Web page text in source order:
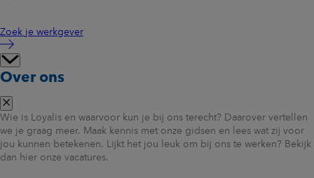
Zoek je werkgever
Over ons
Wie is Loyalis en waarvoor kun je bij ons terecht? Daarover vertellen
we je graag meer. Maak kennis met onze gidsen en lees wat zij voor
jou kunnen betekenen. Lijkt het jou leuk om bij ons te werken? Bekijk
dan hier onze vacatures.